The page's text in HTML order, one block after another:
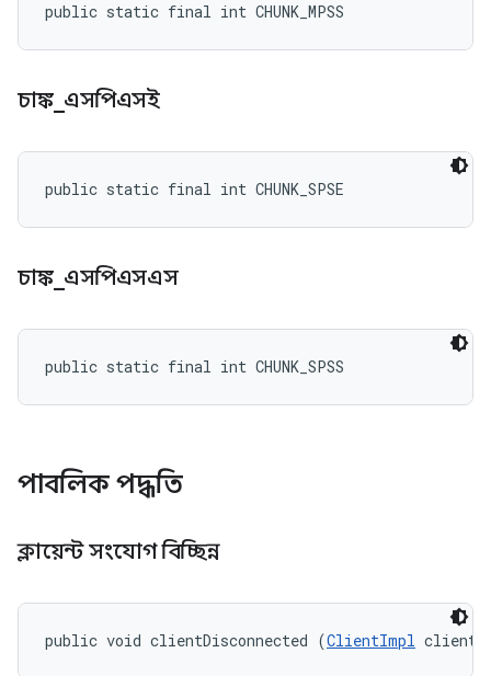
public static final int CHUNK_MPSS
চাঙ্ক_ এসপিএসই
public static final int CHUNK_SPSE
চাঙ্ক_ এসপিএসএস
public static final int CHUNK_SPSS
পাবলিক পদ্ধতি
ক্লায়েন্ট সংযোগ বিচ্ছিন্ন
public void clientDisconnected (ClientImpl client)